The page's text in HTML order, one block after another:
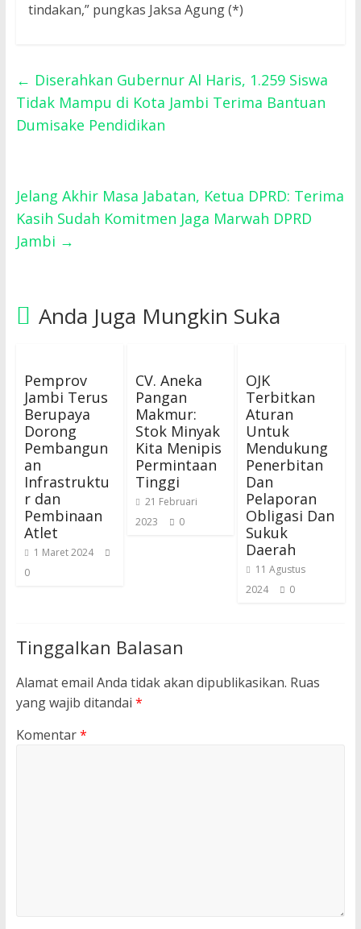
tindakan,” pungkas Jaksa Agung (*)
← Diserahkan Gubernur Al Haris, 1.259 Siswa
Tidak Mampu di Kota Jambi Terima Bantuan
Dumisake Pendidikan
Jelang Akhir Masa Jabatan, Ketua DPRD: Terima
Kasih Sudah Komitmen Jaga Marwah DPRD
Jambi →
Anda Juga Mungkin Suka
Pemprov
Jambi Terus
Berupaya
Dorong
Pembangun
an
Infrastruktu
r dan
Pembinaan
Atlet
1 Maret 2024
0
CV. Aneka
Pangan
Makmur:
Stok Minyak
Kita Menipis
Permintaan
Tinggi
21 Februari
2023
0
OJK
Terbitkan
Aturan
Untuk
Mendukung
Penerbitan
Dan
Pelaporan
Obligasi Dan
Sukuk
Daerah
11 Agustus
2024
0
Tinggalkan Balasan
Alamat email Anda tidak akan dipublikasikan. Ruas
yang wajib ditandai *
Komentar*